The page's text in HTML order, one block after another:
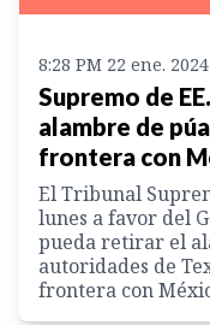
8:28 PM 22 ene. 2024
Supremo de
alambre de
frontera con
El Tribunal
lunes a favor del
pueda retirar el
autoridades de
frontera con